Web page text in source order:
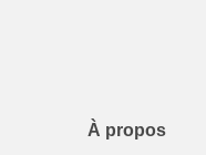
À propos